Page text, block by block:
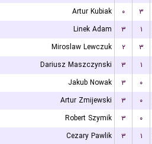
Artur Kubiak
۰ ۳
Linek Adam
۳ ۱
Miroslaw Lewczuk
۲ ۳
Dariusz Maszczynski
۳ ۱
Jakub Nowak
۳ ۰
Artur Zmijewski
۳ ۰
Robert Szymik
۳ ۰
Cezary Pawlik
۳ ۱